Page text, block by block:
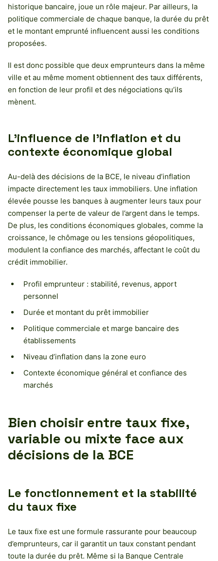
historique bancaire, joue un rôle majeur. Par ailleurs, la
politique commerciale de chaque banque, la durée du prêt
et le montant emprunté influencent aussi les conditions
proposées.
Il est donc possible que deux emprunteurs dans la même
ville et au même moment obtiennent des taux différents,
en fonction de leur profil et des négociations qu’ils
mènent.
L’influence de l’inflation et du
contexte économique global
Au-delà des décisions de la BCE, le niveau d’inflation
impacte directement les taux immobiliers. Une inflation
élevée pousse les banques à augmenter leurs taux pour
compenser la perte de valeur de l’argent dans le temps.
De plus, les conditions économiques globales, comme la
croissance, le chômage ou les tensions géopolitiques,
modulent la confiance des marchés, affectant le coût du
crédit immobilier.
Profil emprunteur : stabilité, revenus, apport
personnel
Durée et montant du prêt immobilier
Politique commerciale et marge bancaire des
établissements
Niveau d’inflation dans la zone euro
Contexte économique général et confiance des
marchés
Bien choisir entre taux fixe,
variable ou mixte face aux
décisions de la BCE
Le fonctionnement et la stabilité
du taux fixe
Le taux fixe est une formule rassurante pour beaucoup
d’emprunteurs, car il garantit un taux constant pendant
toute la durée du prêt. Même si la Banque Centrale